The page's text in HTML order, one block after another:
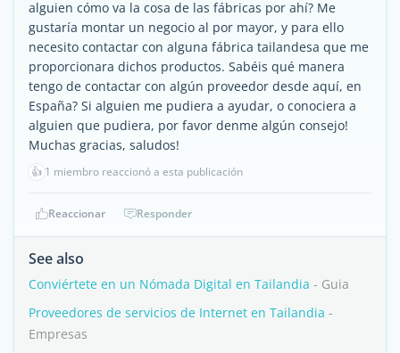
alguien cómo va la cosa de las fábricas por ahí? Me
gustaría montar un negocio al por mayor, y para ello
necesito contactar con alguna fábrica tailandesa que me
proporcionara dichos productos. Sabéis qué manera
tengo de contactar con algún proveedor desde aquí, en
España? Si alguien me pudiera a ayudar, o conociera a
alguien que pudiera, por favor denme algún consejo!
Muchas gracias, saludos!
👍 1 miembro reaccionó a esta publicación
Reaccionar Responder
See also
Conviértete en un Nómada Digital en Tailandia - Guia
Proveedores de servicios de Internet en Tailandia -
Empresas